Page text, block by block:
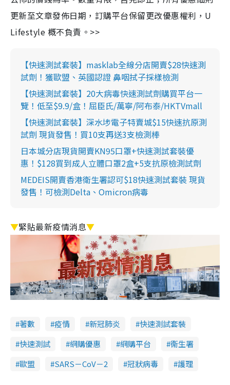
更新至文章發佈日期，訂購平台保留更改優惠權利，U
Lifestyle 概不負責。>>
【快速測試套裝】masklab全線分店開賣$28快速測
試劑！獲歐盟、英國認證 鼻咽拭子採樣檢測
【快速測試套裝】20大病毒快速測試劑購買平台一
覽！低至$9.9/盒！屈臣氏/萬寧/阿布泰/HKTVmall
【快速測試套裝】深水埗電子特賣城$15快速抗原測
試劑 現貨發售！買10支再送3支檢測棒
日本城分店現貨開賣KN95口罩+快速測試套裝優
惠！$128買到成人立體口罩2盒+5支抗原檢測試劑
MEDEIS開賣香港衛生署認可$18快速測試套裝 現貨
發售！可檢測Delta、Omicron病毒
▼緊貼最新疫情消息▼
著數 疫情 新冠肺炎
快速測試套裝
快速測試
網購優惠 網購平台
衞生署
歐盟
SARS－CoV－2 冠狀病毒 護理